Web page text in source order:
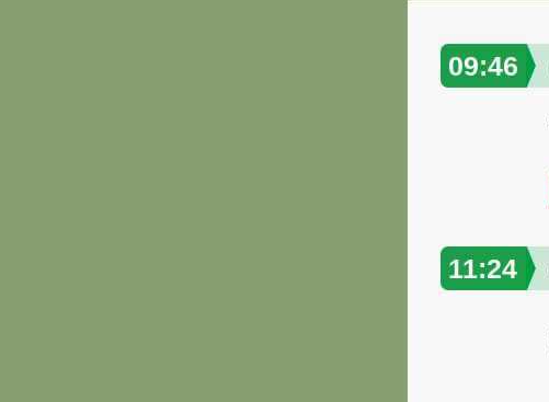
09:46
11:24